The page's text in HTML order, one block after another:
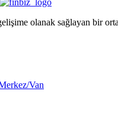
olanak sağlayan bir
Van